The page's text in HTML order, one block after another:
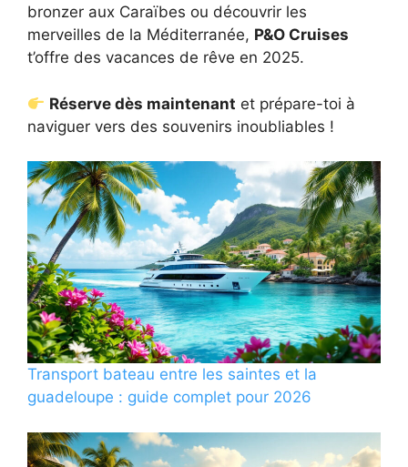
bronzer aux Caraïbes ou découvrir les
merveilles de la Méditerranée, P&O Cruises
t’offre des vacances de rêve en 2025.
Réserve dès maintenant et prépare-toi à
naviguer vers des souvenirs inoubliables !
Transport bateau entre les saintes et la
guadeloupe : guide complet pour 2026